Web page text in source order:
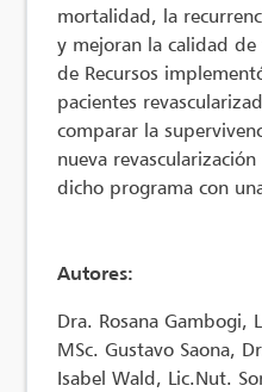
mortalidad, la
y mejoran la calidad
de Recursos
pacientes
comparar la
nueva
dicho programa con
Autores:
Dra. Rosana Gambogi,
MSc. Gustavo Saona,
Isabel Wald, Lic.Nut.